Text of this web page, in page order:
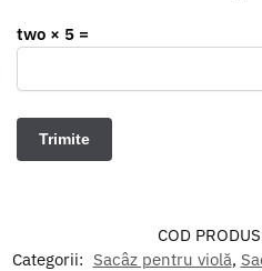
two × 5 =
COD
Categorii: Sacâz pentru violă,